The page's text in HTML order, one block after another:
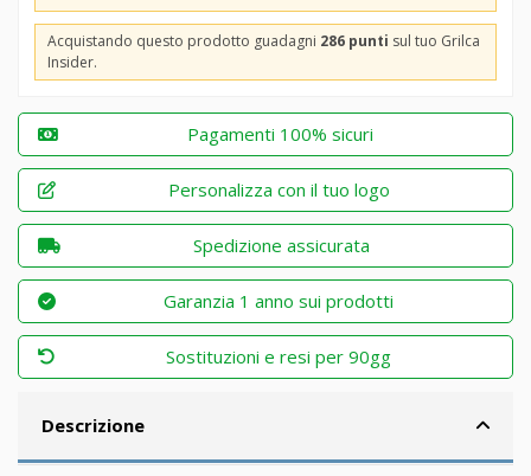
Acquistando questo prodotto guadagni 286 punti sul tuo Grilca
Insider.
Pagamenti 100% sicuri
Personalizza con il tuo logo
Spedizione assicurata
Garanzia 1 anno sui prodotti
Sostituzioni e resi per 90gg
Descrizione